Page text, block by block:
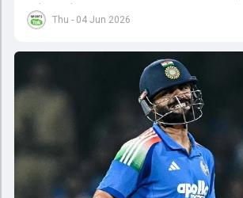
Thu - 04 Jun 2026
जाते हुए भी देखा गया था.